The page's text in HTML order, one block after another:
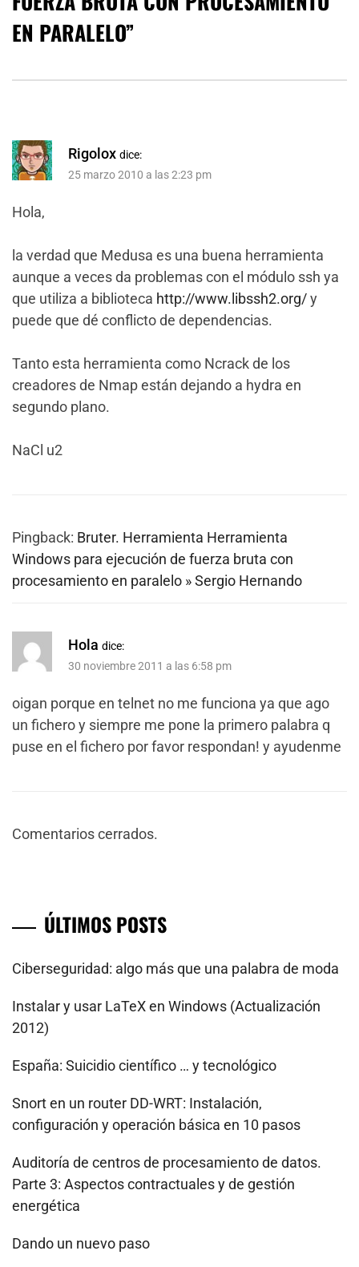
EN PARALELO”
Rigolox dice:
25 marzo 2010 a las 2:23 pm
Hola,
la verdad que Medusa es una buena herramienta
aunque a veces da problemas con el módulo ssh ya
que utiliza a biblioteca http://www.libssh2.org/y
puede que dé conflicto de dependencias.
Tanto esta herramienta como Ncrack de los
creadores de Nmap están dejando a hydra en
segundo plano.
NaCl u2
Pingback: Bruter. Herramienta Herramienta
Windows para ejecución de fuerza bruta con
procesamiento en paralelo » Sergio Hernando
Hola dice:
30 noviembre 2011 a las 6:58 pm
oigan porque en telnet no me funciona ya que ago
un fichero y siempre me pone la primero palabra q
puse en el fichero por favor respondan! y ayudenme
Comentarios cerrados.
ÚLTIMOS POSTS
Ciberseguridad: algo más que una palabra de moda
Instalar y usar LaTeX en Windows (Actualización
2012)
España: Suicidio científico … y tecnológico
Snort en un router DD-WRT: Instalación,
configuración y operación básica en 10 pasos
Auditoría de centros de procesamiento de datos.
Parte 3: Aspectos contractuales y de gestión
energética
Dando un nuevo paso